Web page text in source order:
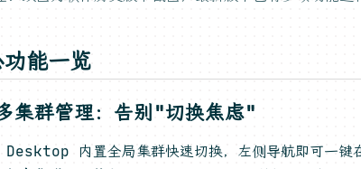
能一览
群管理：告别"切换焦虑"
内置全局集群快速切换，左侧导航即可一键